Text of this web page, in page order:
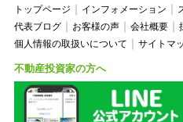
トップページ インフォメーション
代表ブログ
お客様の声 会社概要
個人情報の取扱いについて
サイトマ
不動産投資家の方へ